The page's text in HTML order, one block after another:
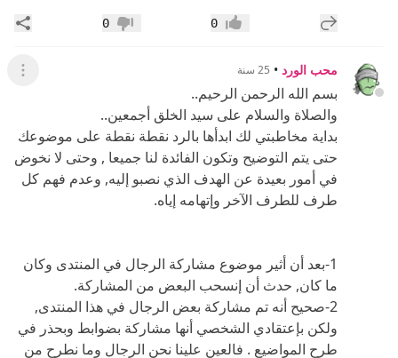
إضافة رد جديد إعجاب0 عدم إعجاب
0
محب الورد • 25 سنة عرض
بسم الله الرحمن الرحيم..
والصلاة والسلام على سيد الخلق أجمعين..
بداية مخاطبتي لك ابدأها بالرد نقطة نقطة على موضوعك
حتى يتم التوضيح وتكون الفائدة لنا جميعا , وحتى لا نخوض
في أمور بعيدة عن الهدف الذي نصبو إليه, وعدم فهم كل
طرف للطرف الآخر وإتهامه إياه.
1-بعد أن أثير موضوع مشاركة الرجال في المنتدى وكان
ما كان, حدث أن إنسحب البعض من المشاركة.
2-صحيح أنه تم مشاركة بعض الرجال في هذا المنتدى,
ولكن بإعتقادي الشخصي أنها مشاركة بضوابط وبحذر في
طرح المواضيع . فالعين علينا نحن الرجال وما نطرح من